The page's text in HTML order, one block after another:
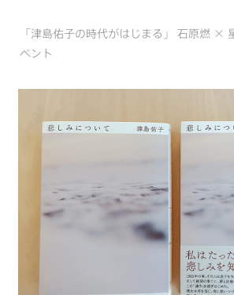
「津島佑子の時代がはじまる」 石原燃 ×
ベント